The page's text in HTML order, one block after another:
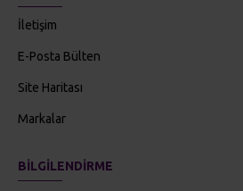
İletişim
E-Posta Bülten
Site Haritası
Markalar
BILGILENDIRME